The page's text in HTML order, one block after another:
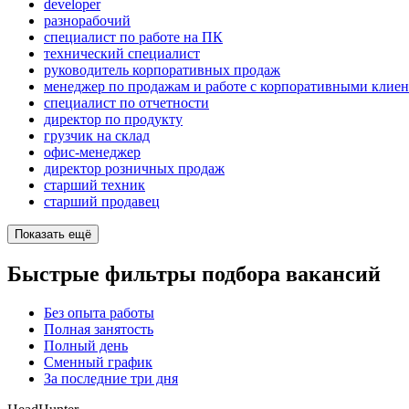
developer
разнорабочий
специалист по работе на ПК
технический специалист
руководитель корпоративных продаж
менеджер по продажам и работе с корпоративными
специалист по отчетности
директор по продукту
грузчик на склад
офис-менеджер
директор розничных продаж
старший техник
старший продавец
Показать ещё
Быстрые фильтры подбора вакансий
Без опыта работы
Полная занятость
Полный день
Сменный график
За последние три дня